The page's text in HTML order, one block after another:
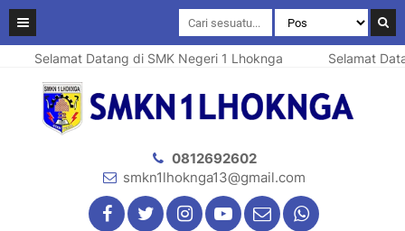
Selamat Datang di SMK Negeri 1 Lhoknga Selamat Datang
0812692602
smkn1lhoknga13@gmail.com